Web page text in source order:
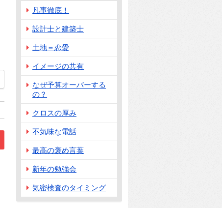
凡事徹底！
設計士と建築士
土地＝恋愛
イメージの共有
なぜ予算オーバーする
の？
クロスの厚み
不気味な電話
最高の褒め言葉
新年の勉強会
気密検査のタイミング